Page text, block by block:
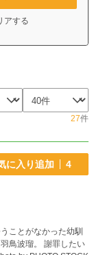
アする
27件
に入り追加 4
ことがなかった幼馴
鳥波瑠。 謝罪したい